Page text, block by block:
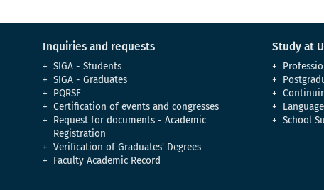
Inquiries and requests
SIGA - Students
SIGA - Graduates
PQRSF
Certification of events and congresses
Request for documents - Academic
Registration
Verification of Graduates' Degrees
Faculty Academic Record
Study at
School